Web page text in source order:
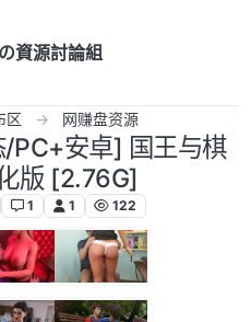
資源討論組
区 网赚盘资源
PC+安卓] 国王与棋
版 [2.76G]
1 1 122